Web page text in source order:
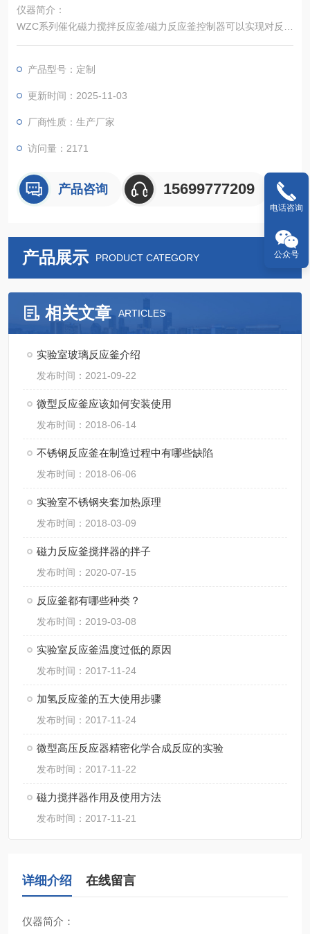
仪器简介：
WZC系列催化磁力搅拌反应釜/磁力反应釜控制器可以实现对反应
釜的加热、冷却、搅拌、程序编程、数据采集等诸多控制功能。
产品型号：定制
更新时间：2025-11-03
厂商性质：生产厂家
访问量：2171
产品咨询 15699777209
产品展示 PRODUCT CATEGORY
相关文章 ARTICLES
实验室玻璃反应釜介绍
发布时间：2021-09-22
微型反应釜应该如何安装使用
发布时间：2018-06-14
不锈钢反应釜在制造过程中有哪些缺陷
发布时间：2018-06-06
实验室不锈钢夹套加热原理
发布时间：2018-03-09
磁力反应釜搅拌器的拌子
发布时间：2020-07-15
反应釜都有哪些种类？
发布时间：2019-03-08
实验室反应釜温度过低的原因
发布时间：2017-11-24
加氢反应釜的五大使用步骤
发布时间：2017-11-24
微型高压反应器精密化学合成反应的实验
发布时间：2017-11-22
磁力搅拌器作用及使用方法
发布时间：2017-11-21
详细介绍 在线留言
仪器简介：
电话咨询
公众号